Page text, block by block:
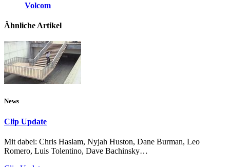
Volcom
Ähnliche Artikel
News
Clip Update
Mit dabei: Chris Haslam, Nyjah Huston, Dane Burman, Leo
Romero, Luis Tolentino, Dave Bachinsky…